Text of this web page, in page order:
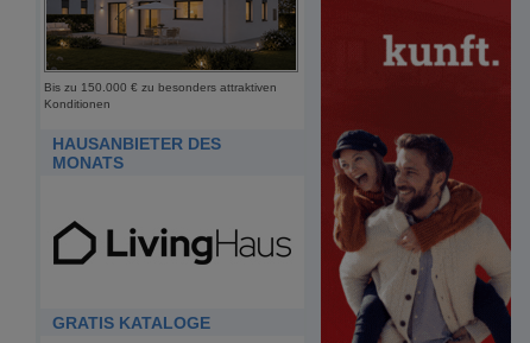
Bis zu 150.000 € zu besonders attraktiven
Konditionen
HAUSANBIETER DES
MONATS
GRATIS KATALOGE